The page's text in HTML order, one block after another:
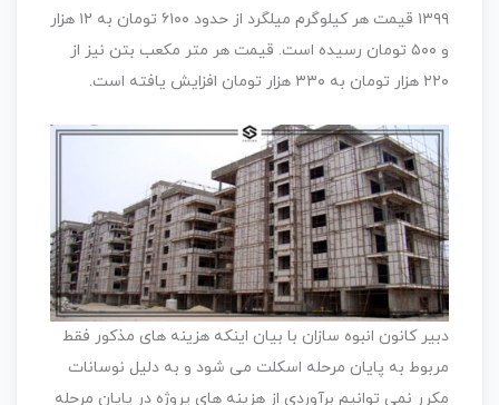
۱۳۹۹ قیمت هر کیلوگرم میلگرد از حدود ۶۱۰۰ تومان به ۱۲ هزار
و ۵۰۰ تومان رسیده است. قیمت هر متر مکعب بتن نیز از
۲۲۰ هزار تومان به ۳۳۰ هزار تومان افزایش یافته است.
دبیر کانون انبوه سازان با بیان اینکه هزینه های مذکور فقط
مربوط به پایان مرحله اسکلت می شود و به دلیل نوسانات
مکرر نمی توانیم برآوردی از هزینه های پروژه در پایان مرحله